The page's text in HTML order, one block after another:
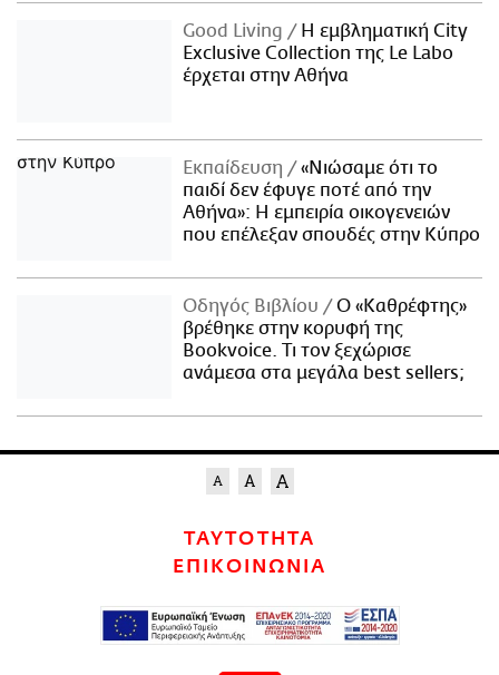
Good Living
Η εμβληματική City
Exclusive Collection της Le Labo
έρχεται στην Αθήνα
Εκπαίδευση
«Νιώσαμε ότι το
παιδί δεν έφυγε ποτέ από την
Αθήνα»: Η εμπειρία οικογενειών
που επέλεξαν σπουδές στην Κύπρο
Οδηγός Βιβλίου
Ο «Καθρέφτης»
βρέθηκε στην κορυφή της
Bookvoice. Τι τον ξεχώρισε
ανάμεσα στα μεγάλα best sellers;
ΤΑΥΤΟΤΗΤΑ
ΕΠΙΚΟΙΝΩΝΙΑ